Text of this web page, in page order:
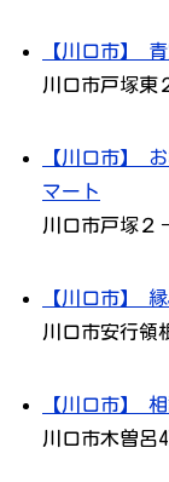
【川口市】
川口市戸塚東
【川口市】
マート
川口市戸塚２
【川口市】 縁
川口市安行領
【川口市】
川口市木曽呂